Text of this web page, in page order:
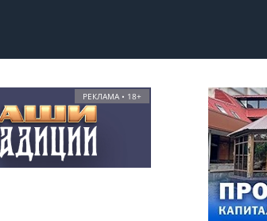
РЕКЛАМА • 18+